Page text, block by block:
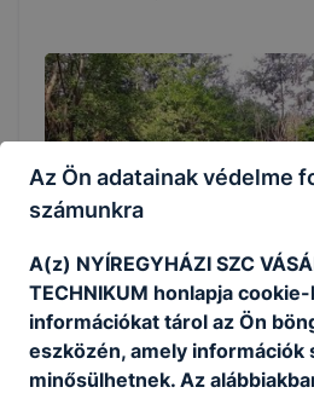
12. B. osztály - egybefüggő
gyakorlat
Az Ön adatainak védelme
számunkra
A(z) NYÍREGYHÁZI SZC
TECHNIKUM honlapja
információkat tárol az Ön
eszközén, amely információk
minősülhetnek. Az